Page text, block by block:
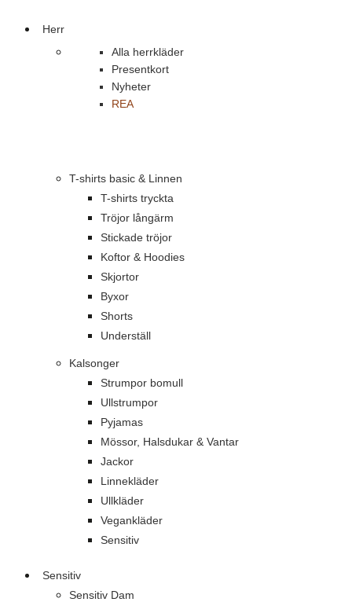
Herr
Alla herrkläder
Presentkort
Nyheter
REA
T-shirts basic & Linnen
T-shirts tryckta
Tröjor långärm
Stickade tröjor
Koftor & Hoodies
Skjortor
Byxor
Shorts
Underställ
Kalsonger
Strumpor bomull
Ullstrumpor
Pyjamas
Mössor, Halsdukar & Vantar
Jackor
Linnekläder
Ullkläder
Vegankläder
Sensitiv
Sensitiv
Sensitiv Dam